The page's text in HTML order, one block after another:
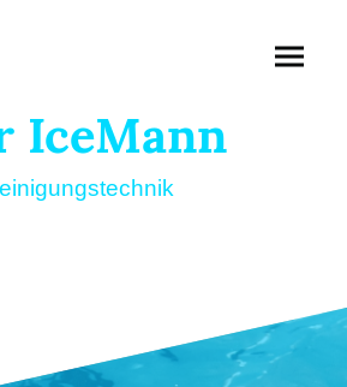
IceMann